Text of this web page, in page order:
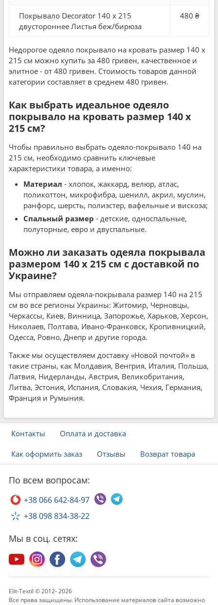
Покрывало Decorator 140 x 215
двустороннее Листья беж/бирюза
480 ₴
Недорогое одеяло покрывало на кровать размер 140 x
215 см можно купить за 480 гривен, качественное и
элитное - от 480 гривен. Стоимость товаров данной
категории составляет в среднем 480 гривен.
Как выбрать идеальное одеяло
покрывало на кровать размер 140 x
215 см?
Чтобы правильно выбрать одеяло-покрывало 140 на
215 см, необходимо сравнить ключевые
характеристики товара, а именно:
Материал - хлопок, жаккард, велюр, атлас,
поликоттон, микрофибра, шенилл, акрил, муслин,
ранфорс, шерсть, полиэстер, вафельные и вискоза;
Спальный размер - детские, односпальные,
полуторные, евро и двуспальные.
Можно ли заказать одеяла покрывала
размером 140 x 215 см с доставкой по
Украине?
Мы отправляем одеяла-покрывала размер 140 на 215
см во все регионы Украины: Житомир, Черновцы,
Черкассы, Киев, Винница, Запорожье, Харьков, Херсон,
Николаев, Полтава, Ивано-Франковск, Кропивницкий,
Одесса, Ровно, Днепр и другие города.
Также мы осуществляем доставку «Новой почтой» в
такие страны, как Молдавия, Венгрия, Италия, Польша,
Латвия, Нидерланды, Австрия, Великобритания,
Литва, Эстония, Испания, Словакия, Чехия, Германия,
Франция и Румыния.
Контакты Оплата и доставка
Как оформить заказ Отзывы Возврат товара
По всем вопросам:
+38 066 642-84-97
+38 098 834-38-22
Мы в соц. сетях:
Elit-Textil © 2012- 2026
Все права защищены. Использование материалов сайта возможно